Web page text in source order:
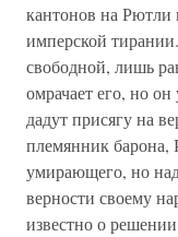
кантонов на Рютли
имперской
свободной, лишь
омрачает его, но
дадут присягу на
племянник барона,
умирающего, но
верности своему
известно о